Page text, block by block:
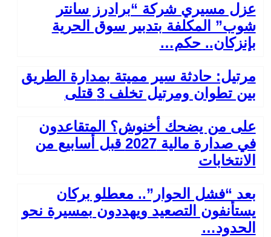
عزل مسيري شركة “برادرز سانتر
شوب” المكلفة بتدبير سوق الحرية
بإنزكان.. حكم…
مرتيل: حادثة سير مميتة بمدارة الطريق
بين تطوان ومرتيل تخلف 3 قتلى
على من يضحك أخنوش؟ المتقاعدون
في صدارة مالية 2027 قبل أسابيع من
الانتخابات
بعد “فشل الحوار”.. معطلو بركان
يستأنفون التصعيد ويهددون بمسيرة نحو
الحدود…